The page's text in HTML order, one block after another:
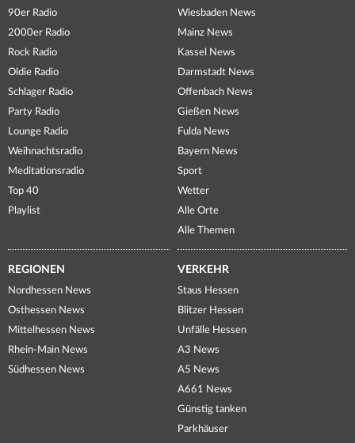
90er Radio
2000er Radio
Rock Radio
Oldie Radio
Schlager Radio
Party Radio
Lounge Radio
Weihnachtsradio
Meditationsradio
Top 40
Playlist
Wiesbaden News
Mainz News
Kassel News
Darmstadt News
Offenbach News
Gießen News
Fulda News
Bayern News
Sport
Wetter
Alle Orte
Alle Themen
REGIONEN
Nordhessen News
Osthessen News
Mittelhessen News
Rhein-Main News
Südhessen News
VERKEHR
Staus Hessen
Blitzer Hessen
Unfälle Hessen
A3 News
A5 News
A661 News
Günstig tanken
Parkhäuser